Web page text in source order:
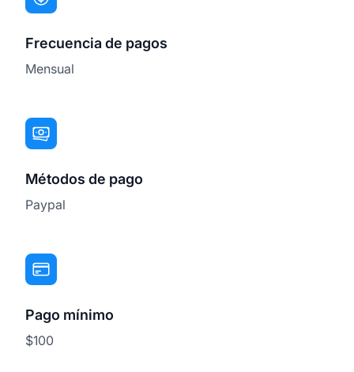
Frecuencia de pagos
Mensual
Métodos de pago
Paypal
Pago mínimo
$100